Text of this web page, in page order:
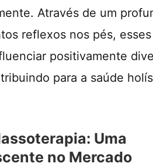
Através de um
reflexos nos pés, esses
positivamente
para a saúde
Uma
no Mercado